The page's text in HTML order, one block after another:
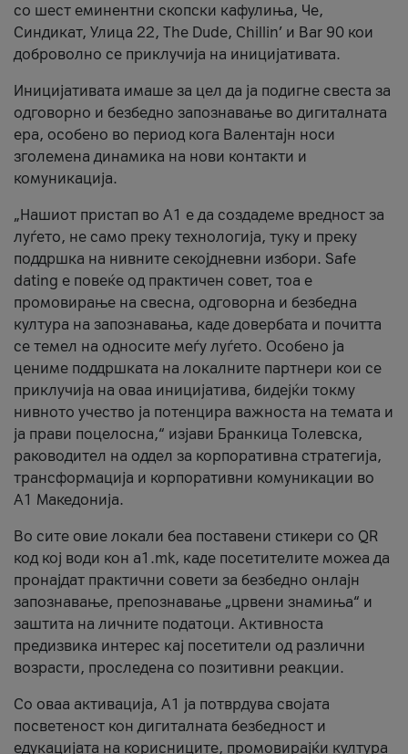
со шест еминентни скопски кафулиња, Че,
Синдикат, Улица 22, The Dude, Chillin’ и Bar 90 кои
доброволно се приклучија на иницијативата.
Иницијативата имаше за цел да ја подигне свеста за
одговорно и безбедно запознавање во дигиталната
ера, особено во период кога Валентајн носи
зголемена динамика на нови контакти и
комуникација.
„Нашиот пристап во А1 е да создадеме вредност за
луѓето, не само преку технологија, туку и преку
поддршка на нивните секојдневни избори. Safe
dating е повеќе од практичен совет, тоа е
промовирање на свесна, одговорна и безбедна
култура на запознавања, каде довербата и почитта
се темел на односите меѓу луѓето. Особено ја
цениме поддршката на локалните партнери кои се
приклучија на оваа иницијатива, бидејќи токму
нивното учество ја потенцира важноста на темата и
ја прави поцелосна,“ изјави Бранкица Толевска,
раководител на оддел за корпоративна стратегија,
трансформација и корпоративни комуникации во
А1 Македонија.
Во сите овие локали беа поставени стикери со QR
код кој води кон a1.mk, каде посетителите можеа да
пронајдат практични совети за безбедно онлајн
запознавање, препознавање „црвени знамиња“ и
заштита на личните податоци. Активноста
предизвика интерес кај посетители од различни
возрасти, проследена со позитивни реакции.
Со оваа активација, А1 ја потврдува својата
посветеност кон дигиталната безбедност и
едукацијата на корисниците, промовирајќи култура